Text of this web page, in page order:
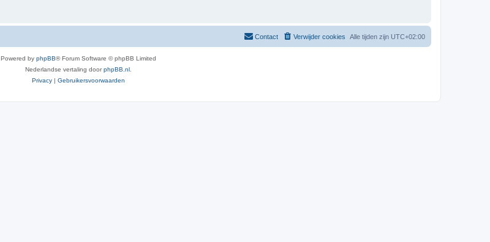
Alle tijden zijn UTC+02:00
Verwijder cookies
Contact
Powered by phpBB® Forum Software © phpBB Limited
Nederlandse vertaling doorphpBB.nl
Privacy | Gebruikersvoorwaarden